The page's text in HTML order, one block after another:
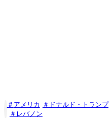
アメリカ ドナルド・トランプ
レバノン